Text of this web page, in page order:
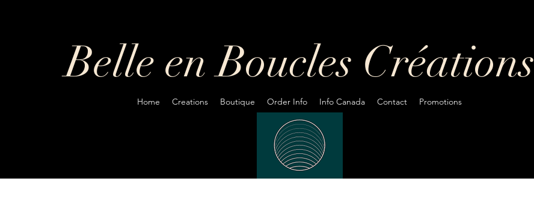
Belle en Boucles Créations
Home Creations Boutique Order Info Info Canada Contact Promotions